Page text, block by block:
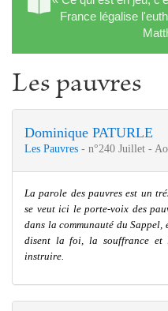
France légalise
Les pauvres
Dominique PATURLE
Les Pauvres - n°240 Juillet -
La parole des pauvres est un
se veut ici le porte-voix des
dans la com­munauté du Sappel,
disent la foi, la souffrance et
instruire.